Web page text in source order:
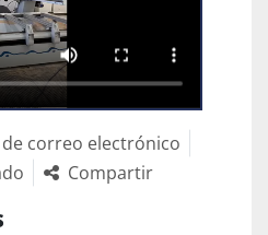
correo electrónico
Compartir